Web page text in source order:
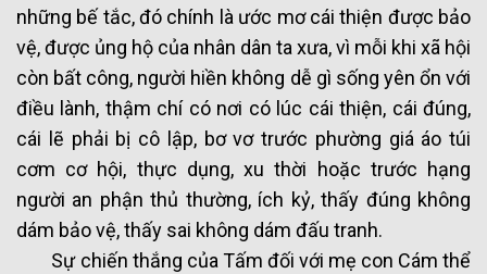
những bế tắc, đó chính là ước mơ cái thiện được bảo
vệ, được ủng hộ của nhân dân ta xưa, vì mỗi khi xã hội
còn bất công, người hiền không dễ gì sống yên ổn với
điều lành, thậm chí có nơi có lúc cái thiện, cái đúng,
cái lẽ phải bị cô lập, bơ vơ trước phường giá áo túi
cơm cơ hội, thực dụng, xu thời hoặc trước hạng
người an phận thủ thường, ích kỷ, thấy đúng không
dám bảo vệ, thấy sai không dám đấu tranh.
Sự chiến thắng của Tấm đối với mẹ con Cám thể